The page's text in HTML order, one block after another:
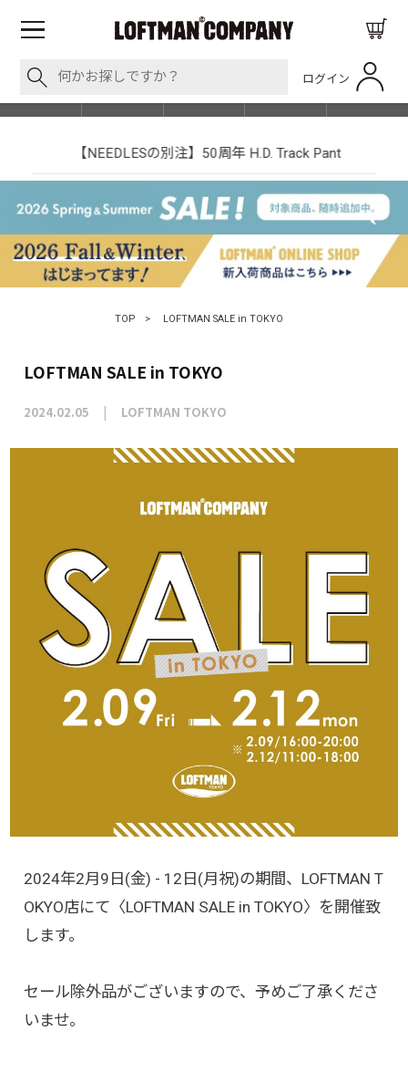
ログイン
SHOP LIST
【NEEDLESの別注】50周年 H.D. Track Pant
TOP > LOFTMAN SALE in TOKYO
LOFTMAN SALE in TOKYO
2024.02.05 LOFTMAN TOKYO
2024年2月9日(金) - 12日(月祝)の期間、LOFTMAN T
OKYO店にて〈LOFTMAN SALE in TOKYO〉を開催致
します。
セール除外品がございますので、予めご了承くださ
いませ。